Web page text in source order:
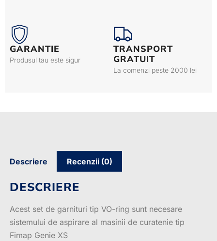
GARANTIE
Produsul tau este sigur
TRANSPORT
GRATUIT
La comenzi peste 2000 lei
Descriere Recenzii (0)
DESCRIERE
Acest set de garnituri tip VO-ring sunt necesare
sistemului de aspirare al masinii de curatenie tip
Fimap Genie XS